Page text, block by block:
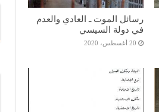
رسائل الموت ـ العادي والعدم
في دولة السيسي
20 أغسطس، 2020